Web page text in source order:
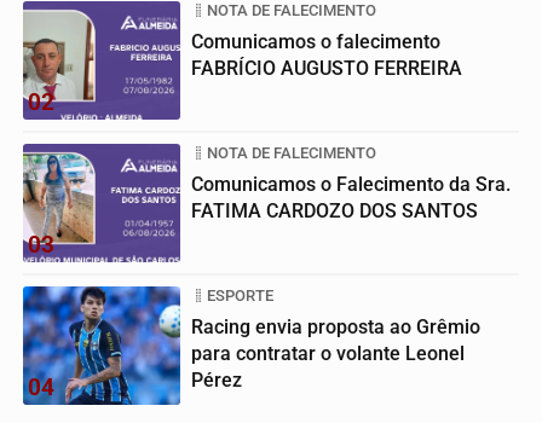
02
NOTA DE FALECIMENTO
Comunicamos o falecimento
FABRÍCIO AUGUSTO FERREIRA
03
NOTA DE FALECIMENTO
Comunicamos o Falecimento da Sra.
FATIMA CARDOZO DOS SANTOS
04
ESPORTE
Racing envia proposta ao Grêmio
para contratar o volante Leonel
Pérez